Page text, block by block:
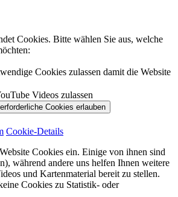
Cookies. Bitte wählen Sie aus, welche
Cookies zulassen damit die Website
Videos zulassen
Cookie-Details
Cookies ein. Einige von ihnen sind
während andere uns helfen Ihnen weitere
und Kartenmaterial bereit zu stellen.
Cookies zu Statistik- oder